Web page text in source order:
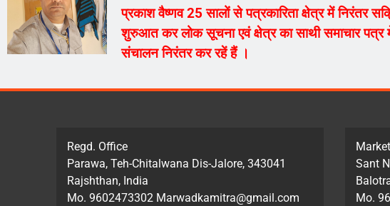
प्रकाश वैष्णव 25 सालों से पत्रकारिता क्षेत्र में निरंतर
शुरुआत कर लोक सूचना एवं क्षेत्र का साथी समाचार पत्र
संचालन निरंतर कर रहें हैं ।
Regd. Office
Parawa, Teh-Chitalwana Dis-Jalore, 343041
Rajshthan, India
Mo. 9602473302 Marwadkamitra@gmail.com
Sant
Mo.